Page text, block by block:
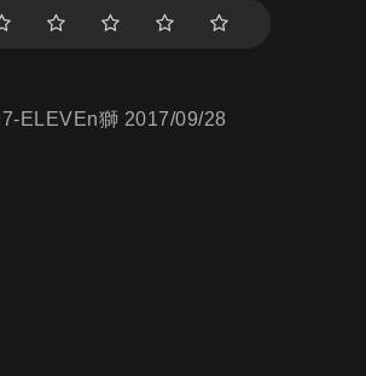
ELEVEn獅 2017/09/28